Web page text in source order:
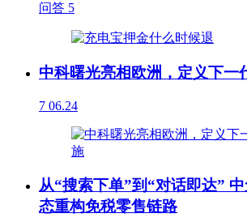
问答 5
中科曙光亮相欧洲，定义下一
7 06.24
从“搜索下单”到“对话即达”
态重构免税零售链路